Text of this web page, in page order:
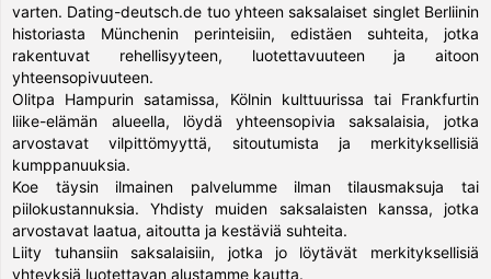
varten. Dating-deutsch.de tuo yhteen saksalaiset singlet Berliinin
historiasta Münchenin perinteisiin, edistäen suhteita, jotka
rakentuvat rehellisyyteen, luotettavuuteen ja aitoon
yhteensopivuuteen.
Olitpa Hampurin satamissa, Kölnin kulttuurissa tai Frankfurtin
liike-elämän alueella, löydä yhteensopivia saksalaisia, jotka
arvostavat vilpittömyyttä, sitoutumista ja merkityksellisiä
kumppanuuksia.
Koe täysin ilmainen palvelumme ilman tilausmaksuja tai
piilokustannuksia. Yhdisty muiden saksalaisten kanssa, jotka
arvostavat laatua, aitoutta ja kestäviä suhteita.
Liity tuhansiin saksalaisiin, jotka jo löytävät merkityksellisiä
yhteyksiä luotettavan alustamme kautta.